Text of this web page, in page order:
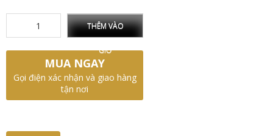
THÊM VÀO
GIỎ
MUA NGAY
Gọi điện xác nhận và giao hàng
tận nơi